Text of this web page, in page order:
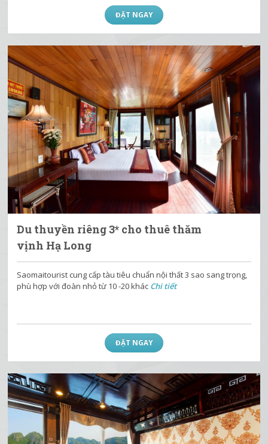
ĐẶT NGAY
Du thuyền riêng 3* cho thuê thăm
vịnh Hạ Long
Saomaitourist cung cấp tàu tiêu chuẩn nội thất 3 sao sang trọng,
phù hợp với đoàn nhỏ từ 10 -20 khác Chi tiết
ĐẶT NGAY